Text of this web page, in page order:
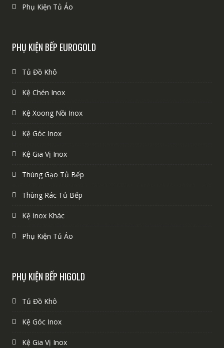
Phụ Kiện Tủ Áo
PHỤ KIỆN BẾP EUROGOLD
Tủ Đồ Khô
Kệ Chén Inox
Kệ Xoong Nồi Inox
Kệ Góc Inox
Kệ Gia Vị Inox
Thùng Gạo Tủ Bếp
Thùng Rác Tủ Bếp
Kệ Inox Khác
Phụ Kiện Tủ Áo
PHỤ KIỆN BẾP HIGOLD
Tủ Đồ Khô
Kệ Góc Inox
Kệ Gia Vị Inox